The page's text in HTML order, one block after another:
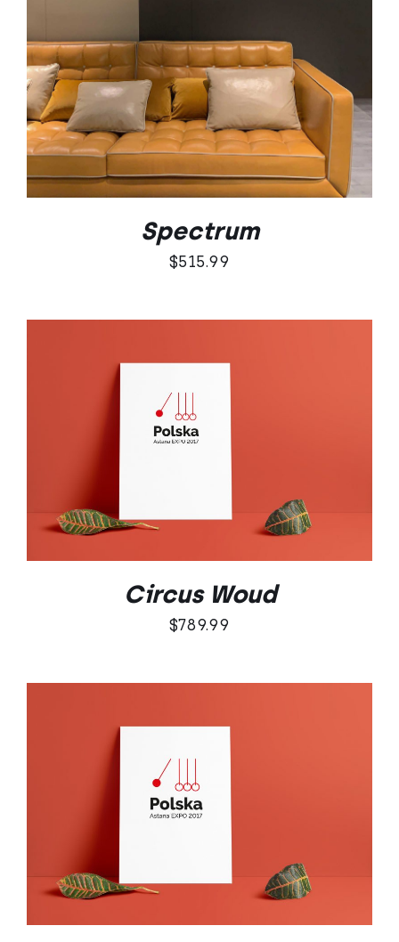
Spectrum
$515.99
DODAJ DO KOSZYKA
Circus Woud
$789.99
Oceniono
5.00na 5
DODAJ DO KOSZYKA